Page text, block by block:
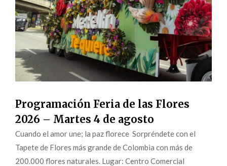
Programación Feria de las Flores
2026 – Martes 4 de agosto
Cuando el amor une; la paz florece Sorpréndete con el
Tapete de Flores más grande de Colombia con más de
200.000 flores naturales. Lugar: Centro Comercial